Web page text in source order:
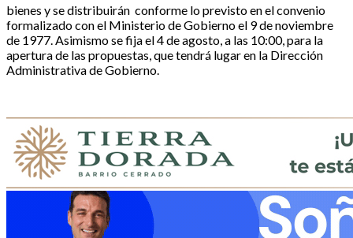
bienes y se distribuirán conforme lo previsto en el convenio
formalizado con el Ministerio de Gobierno el 9 de noviembre
de 1977. Asimismo se fija el 4 de agosto, a las 10:00, para la
apertura de las propuestas, que tendrá lugar en la Dirección
Administrativa de Gobierno.